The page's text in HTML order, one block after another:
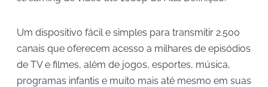
Um dispositivo fácil e simples para transmitir 2.500
canais que oferecem acesso a milhares de episódios
de TV e filmes, além de jogos, esportes, música,
programas infantis e muito mais até mesmo em suas